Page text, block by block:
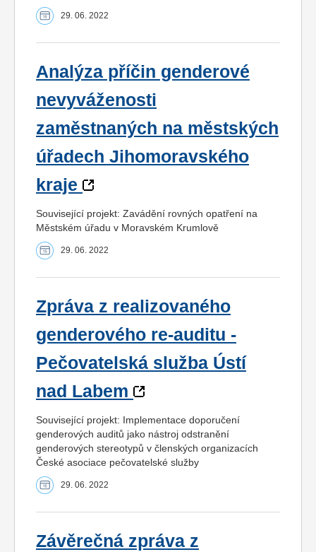
29. 06. 2022
Analýza příčin genderové
nevyváženosti
zaměstnaných na městských
úřadech Jihomoravského
kraje
Související projekt: Zavádění rovných opatření na
Městském úřadu v Moravském Krumlově
29. 06. 2022
Zpráva z realizovaného
genderového re-auditu -
Pečovatelská služba Ústí
nad Labem
Související projekt: Implementace doporučení
genderových auditů jako nástroj odstranění
genderových stereotypů v členských organizacích
České asociace pečovatelské služby
29. 06. 2022
Závěrečná zpráva z